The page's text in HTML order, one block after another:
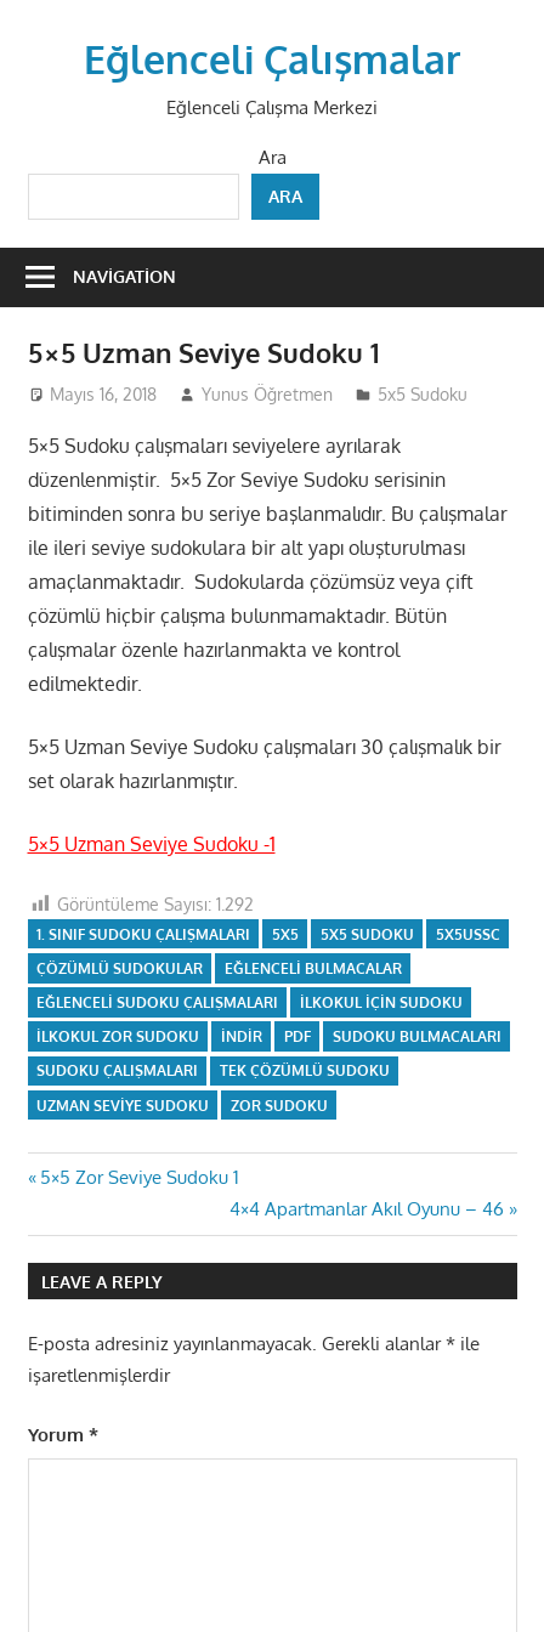
Eğlenceli Çalışmalar
Eğlenceli Çalışma Merkezi
Ara
ARA
NAVIGATION
5×5 Uzman Seviye Sudoku 1
Mayıs 16, 2018 Yunus Öğretmen 5x5 Sudoku
5×5 Sudoku çalışmaları seviyelere ayrılarak
düzenlenmiştir. 5×5 Zor Seviye Sudoku serisinin
bitiminden sonra bu seriye başlanmalıdır. Bu çalışmalar
ile ileri seviye sudokulara bir alt yapı oluşturulması
amaçlanmaktadır. Sudokularda çözümsüz veya çift
çözümlü hiçbir çalışma bulunmamaktadır. Bütün
çalışmalar özenle hazırlanmakta ve kontrol
edilmektedir.
5×5 Uzman Seviye Sudoku çalışmaları 30 çalışmalık bir
set olarak hazırlanmıştır.
5×5 Uzman Seviye Sudoku -1
Görüntüleme Sayısı: 1.292
1. SINIF SUDOKU ÇALIŞMALARI 5X5 5X5 SUDOKU
5X5USSC
ÇÖZÜMLÜ SUDOKULAR
EĞLENCELI BULMACALAR
EĞLENCELI SUDOKU ÇALIŞMALARI
ILKOKUL IÇIN SUDOKU
ILKOKUL ZOR SUDOKU
INDIR PDF
SUDOKU BULMACALARI
SUDOKU ÇALIŞMALARI
TEK ÇÖZÜMLÜ SUDOKU
UZMAN SEVIYE SUDOKU
ZOR SUDOKU
Yazı
gezinmesi
Previous
5×5 Zor Seviye Sudoku 1
Next
Post:
4×4 Apartmanlar Akıl Oyunu – 46
LEAVE A REPLY
E-posta adresiniz yayınlanmayacak. Gerekli alanlar*ile
işaretlenmişlerdir
Yorum *